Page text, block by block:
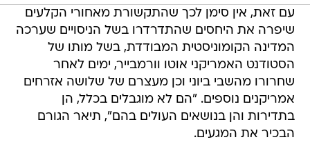
עם זאת, אין סימן לכך שהתקשורת מאחורי הקלעים
שיפרה את היחסים שהתדרדרו בשל הניסויים שערכה
המדינה הקומוניסטית המבודדת, בשל מותו של
הסטודנט האמריקני אוטו וורמבייר, ימים לאחר
שחרורו מהשבי ביוני וכן מעצרם של שלושה אזרחים
אמריקנים נוספים. "הם לא מוגבלים בכלל, הן
בתדירות והן בנושאים העולים בהם", תיאר הגורם
הבכיר את המגעים.